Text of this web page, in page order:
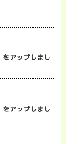
をアップしまし
をアップしまし